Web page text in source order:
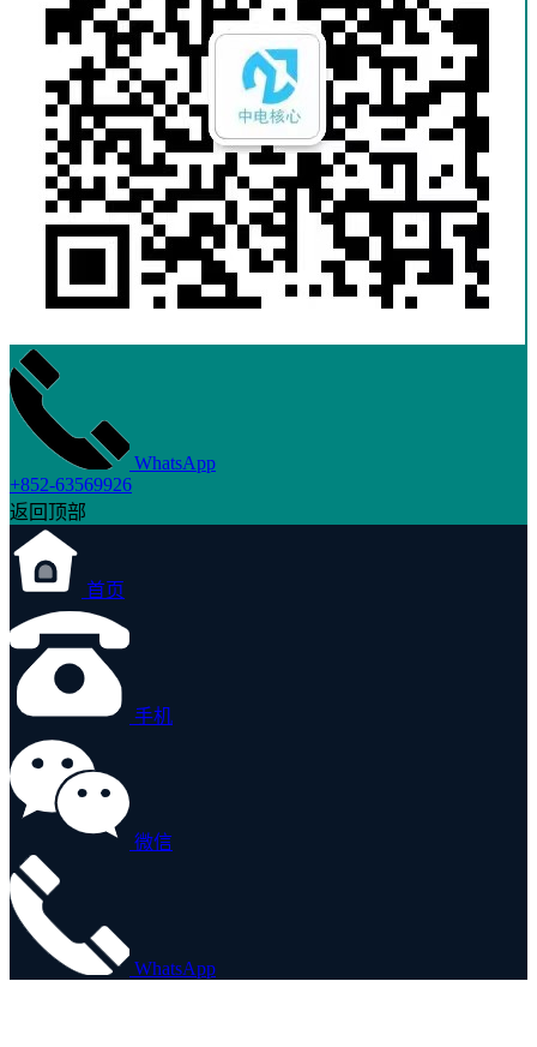
WhatsApp
+852-63569926
返回顶部
首页
手机
微信
WhatsApp